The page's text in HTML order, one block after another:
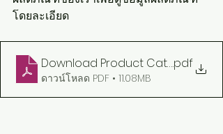
โดยละเอียด
Download Product Catalog (Eng)
.pdf
ดาวน์โหลด PDF • 11.08MB